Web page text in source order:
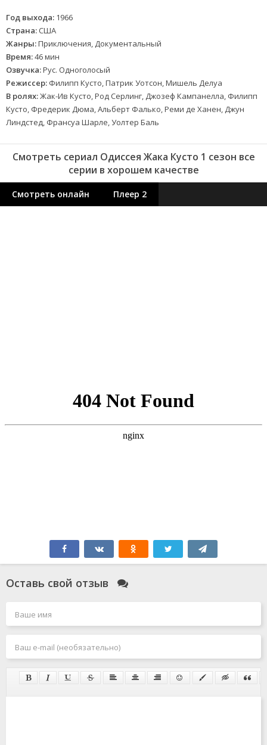
Год выхода: 1966
Страна: США
Жанры:Приключения, Документальный
Время:46 мин
Озвучка:Рус. Одноголосый
Режиссер: Филипп Кусто, Патрик Уотсон, Мишель Делуа
В ролях:Жак-Ив Кусто, Род Серлинг, Джозеф Кампанелла, Филипп
Кусто, Фредерик Дюма, Альберт Фалько, Реми де Ханен, Джун
Линдстед, Франсуа Шарле, Уолтер Баль
Смотреть сериал Одиссея Жака Кусто 1 сезон все
серии в хорошем качестве
Смотреть онлайн Плеер 2
Оставь свой отзыв